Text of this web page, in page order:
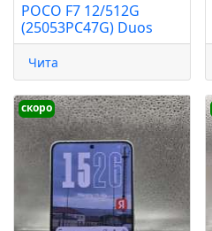
POCO F7 12/512G
(25053PC47G) Duos
Чита
скоро